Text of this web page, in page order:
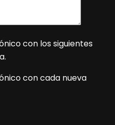
con los siguientes
con cada nueva